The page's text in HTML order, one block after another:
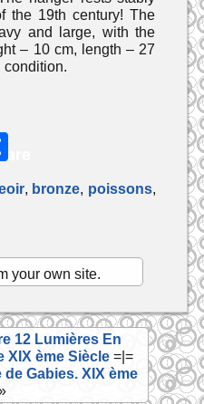
the 19th century! The
and large, with the
– 10 cm, length – 27
condition.
ar
ta
er
, bronze, poissons,
your own site.
12 Lumières En
XIX ème Siècle=|=
Gabies. XIX ème